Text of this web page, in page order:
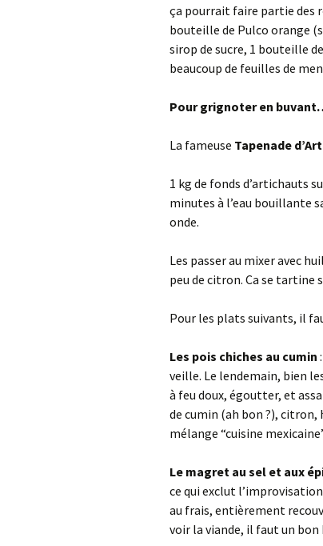
ça pourrait faire partie des
bouteille de Pulco orange
sirop de sucre, 1 bouteille
beaucoup de feuilles de
Pour grignoter en
La fameuse Tapenade
1 kg de fonds d’artichauts
minutes à l’eau bouillante
onde.
Les passer au mixer avec
peu de citron. Ca se tartine
Pour les plats suivants, il
Les pois chiches au cumin
veille. Le lendemain, bien
à feu doux, égoutter, et
de cumin (ah bon ?), citron,
mélange “cuisine
Le magret au sel et aux
ce qui exclut
au frais, entièrement
voir la viande, il faut un